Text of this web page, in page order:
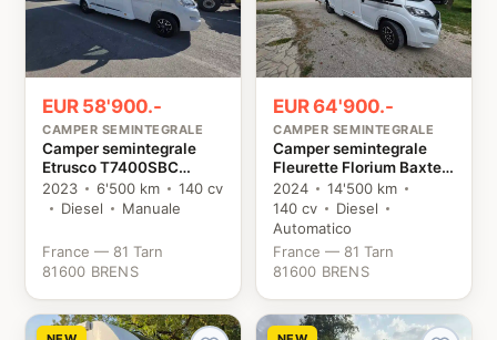
EUR 58'900.-
CAMPER SEMINTEGRALE
Camper semintegrale
Etrusco T7400SBC
Citroën
2023 6'500 km
140 cv
Diesel
Manuale
France — 81 Tarn
81600 BRENS
EUR 64'900.-
CAMPER SEMINTEGRALE
Camper semintegrale
Fleurette Florium Baxter
64 LDF Fiat
2024
14'500 km
140 cv
Diesel
Automatico
France — 81 Tarn
81600 BRENS